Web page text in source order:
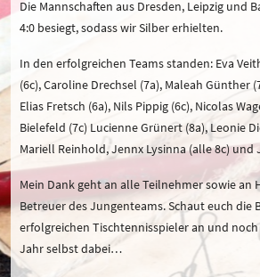
Die Mannschaften aus Dresden, Leipzig und
4:0 besiegt, sodass wir Silber erhielten.
In den erfolgreichen Teams standen: Eva
(6c), Caroline Drechsel (7a), Maleah Günther
Elias Fretsch (6a), Nils Pippig (6c), Nicolas
Bielefeld (7c) Lucienne Grünert (8a), Leonie
Mariell Reinhold, Jennx Lysinna (alle 8c) und
Mein Dank geht an alle Teilnehmer sowie an
Betreuer des Jungenteams. Schaut euch die
erfolgreichen Tischtennisspieler an und noch
Jahr selbst dabei…